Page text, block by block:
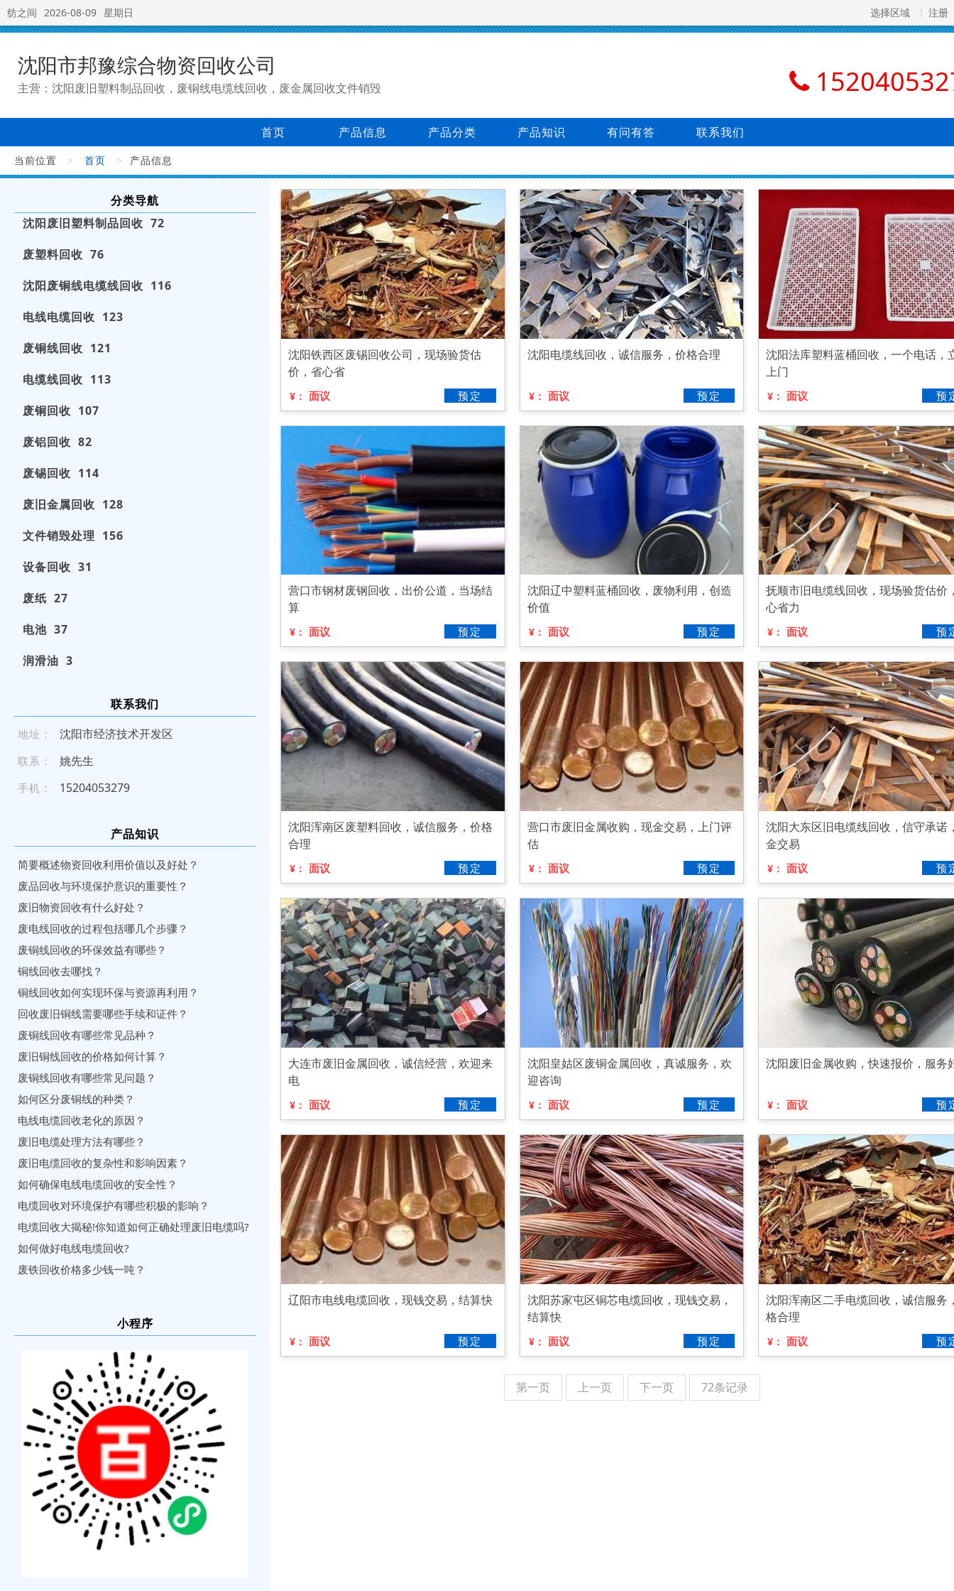
纺之间 2026-08-09 星期日 选择区域 注册
沈阳市邦豫综合物资回收公司
主营：沈阳废旧塑料制品回收，废铜线电缆线回收，废金属回收文件销毁
首页 产品信息 产品分类 产品知识 有问有答 联系我们
当前位置 > 首页 > 产品信息
分类导航
沈阳废旧塑料制品回收 72
废塑料回收 76
沈阳废铜线电缆线回收 116
电线电缆回收 123
废铜线回收 121
电缆线回收 113
废铜回收 107
废铝回收 82
废锡回收 114
废旧金属回收 128
文件销毁处理 156
设备回收 31
废纸 27
电池 37
润滑油 3
联系我们
地址： 沈阳市经济技术开发区
联系： 姚先生
手机： 152 04 05 32 79
产品知识
简要概述物资回收利用价值以及好处？
废品回收与环境保护意识的重要性？
废旧物资回收有什么好处？
废电线回收的过程包括哪几个步骤？
废铜线回收的环保效益有哪些？
铜线回收去哪找？
铜线回收如何实现环保与资源再利用？
回收废旧铜线需要哪些手续和证件？
废铜线回收有哪些常见品种？
废旧铜线回收的价格如何计算？
废铜线回收有哪些常见问题？
如何区分废铜线的种类？
电线电缆回收老化的原因？
废旧电缆处理方法有哪些？
废旧电缆回收的复杂性和影响因素？
如何确保电线电缆回收的安全性？
电缆回收对环境保护有哪些积极的影响？
电缆回收大揭秘!你知道如何正确处理废旧电缆吗?
如何做好电线电缆回收?
废铁回收价格多少钱一吨？
小程序
沈阳铁西区废锡回收公司，现场验货估
价，省心省
¥： 面议 预定
沈阳电缆线回收，诚信服务，价格合理
¥： 面议 预定
沈阳法库塑料蓝桶回收，一个电话，
上门
¥： 面议 预
营口市钢材废钢回收，出价公道，当场结
算
¥： 面议 预定
沈阳辽中塑料蓝桶回收，废物利用，创造
价值
¥： 面议 预定
抚顺市旧电缆线回收，现场验货估价
心省力
¥： 面议 预
沈阳浑南区废塑料回收，诚信服务，价格
合理
¥： 面议 预定
营口市废旧金属收购，现金交易，上门评
估
¥： 面议 预定
沈阳大东区旧电缆线回收，信守承诺
金交易
¥： 面议 预
大连市废旧金属回收，诚信经营，欢迎来
电
¥： 面议 预定
沈阳皇姑区废铜金属回收，真诚服务，欢
迎咨询
¥： 面议 预定
沈阳废旧金属收购，快速报价，服务
¥： 面议 预
辽阳市电线电缆回收，现钱交易，结算快
¥： 面议 预定
沈阳苏家屯区铜芯电缆回收，现钱交易，
结算快
¥： 面议 预定
沈阳浑南区二手电缆回收，诚信服务
格合理
¥： 面议 预
第一页 上一页 下一页 72条记录